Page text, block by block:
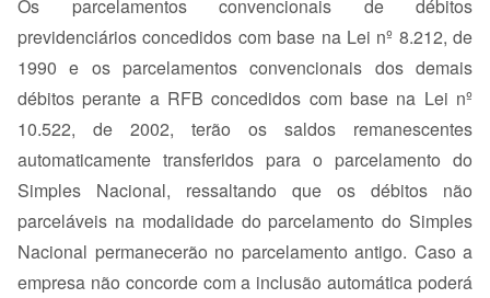
Os parcelamentos convencionais de débitos
previdenciários concedidos com base na Lei nº 8.212, de
1990 e os parcelamentos convencionais dos demais
débitos perante a RFB concedidos com base na Lei nº
10.522, de 2002, terão os saldos remanescentes
automaticamente transferidos para o parcelamento do
Simples Nacional, ressaltando que os débitos não
parceláveis na modalidade do parcelamento do Simples
Nacional permanecerão no parcelamento antigo. Caso a
empresa não concorde com a inclusão automática poderá